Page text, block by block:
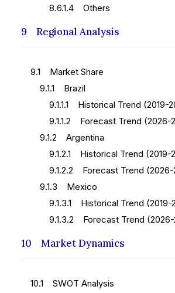
8.6.1.4 Others
9 Regional Analysis
9.1 Market Share
9.1.1 Brazil
9.1.1.1 Historical Trend (2019-
9.1.1.2 Forecast Trend (2026-
9.1.2 Argentina
9.1.2.1 Historical Trend (2019-
9.1.2.2 Forecast Trend (2026-
9.1.3 Mexico
9.1.3.1 Historical Trend (2019-
9.1.3.2 Forecast Trend (2026-
10 Market Dynamics
10.1 SWOT Analysis